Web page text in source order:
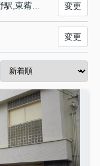
変更
変更